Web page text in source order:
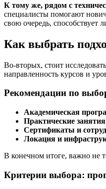
К тому же, рядом с
специалисты помогают
свою очередь, способствует
Как выбрать
Во-вторых, стоит
направленность курсов и
Рекомендации по
Академическая
Практические
Сертификаты и
Локация и
В конечном итоге, важно не
Критерии выбора: